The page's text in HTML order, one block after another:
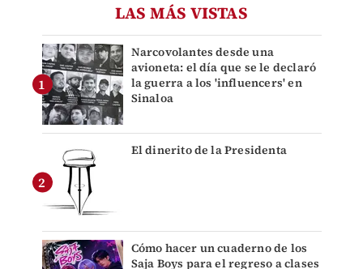
LAS MÁS VISTAS
Narcovolantes desde una
avioneta: el día que se le declaró
la guerra a los 'influencers' en
Sinaloa
El dinerito de la Presidenta
Cómo hacer un cuaderno de los
Saja Boys para el regreso a clases